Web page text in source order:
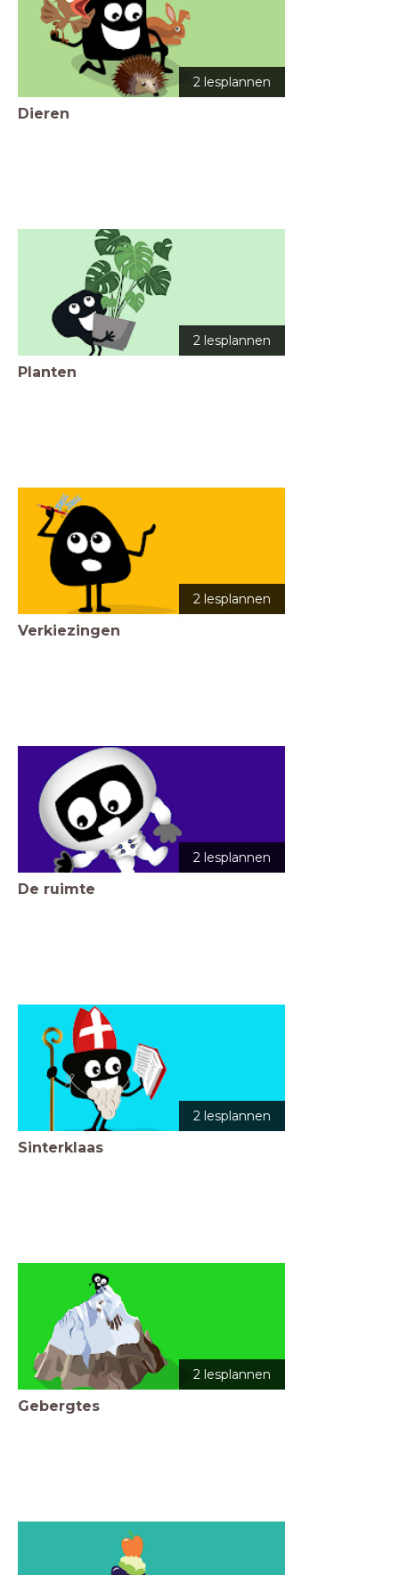
2 lesplannen
Dieren
2 lesplannen
Planten
2 lesplannen
Verkiezingen
2 lesplannen
De ruimte
2 lesplannen
Sinterklaas
2 lesplannen
Gebergtes